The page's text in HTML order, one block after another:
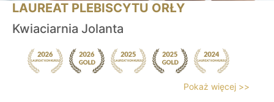
LAUREAT PLEBISCYTU ORŁY
Kwiaciarnia Jolanta
Pokaż więcej >>